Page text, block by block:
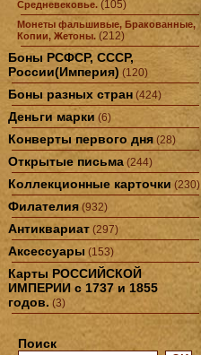
Средневековье. (105)
Монеты фальшивые, Бракованные,
Копии, Жетоны. (212)
Боны РСФСР, СССР,
России(Империя) (120)
Боны разных стран (424)
Деньги марки (6)
Конверты первого дня (28)
Открытые письма (244)
Коллекционные карточки (230)
Филателия (932)
Антиквариат (297)
Аксессуары (153)
Карты РОССИЙСКОЙ
ИМПЕРИИ с 1737 и 1855
годов. (3)
Поиск